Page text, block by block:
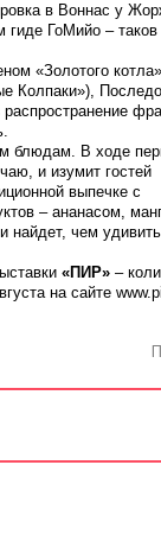
в Воннас у
ГоМийо –
«Золотого котла»
Колпаки»),
блюдам. В ходе
и изумит гостей
выпечке с
– ананасом,
найдет, чем
«ПИР»–
на сайте